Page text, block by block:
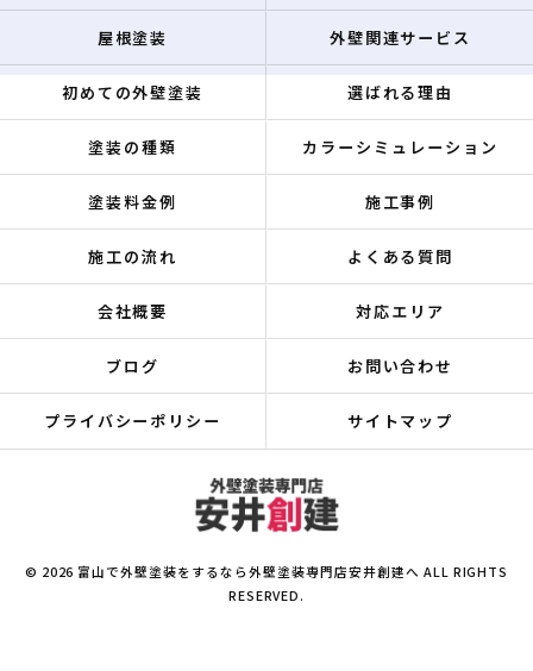
屋根塗装 外壁関連サービス
初めての外壁塗装 選ばれる理由
塗装の種類 カラーシミュレーション
塗装料金例 施工事例
施工の流れ よくある質問
会社概要 対応エリア
ブログ お問い合わせ
プライバシーポリシー サイトマップ
© 2026 富山で外壁塗装をするなら外壁塗装専門店安井創建へ ALL RIGHTS
RESERVED.